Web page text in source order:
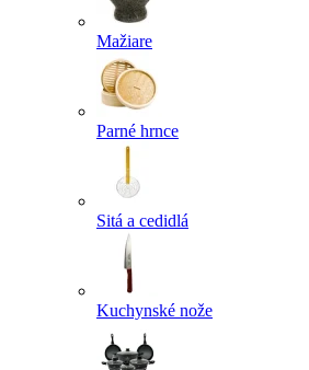
Mažiare
Parné hrnce
Sitá a cedidlá
Kuchynské nože